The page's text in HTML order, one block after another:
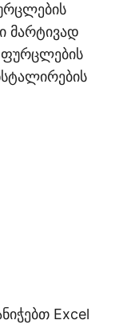
მარტივად
ფურცლების
Excel